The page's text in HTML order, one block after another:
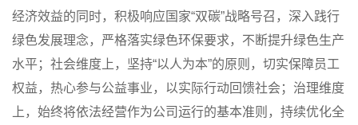
经济效益的同时，积极响应国家“双碳”战略号召，深入践行
绿色发展理念，严格落实绿色环保要求，不断提升绿色生产
水平；社会维度上，坚持“以人为本”的原则，切实保障员工
权益，热心参与公益事业，以实际行动回馈社会；治理维度
上，始终将依法经营作为公司运行的基本准则，持续优化全